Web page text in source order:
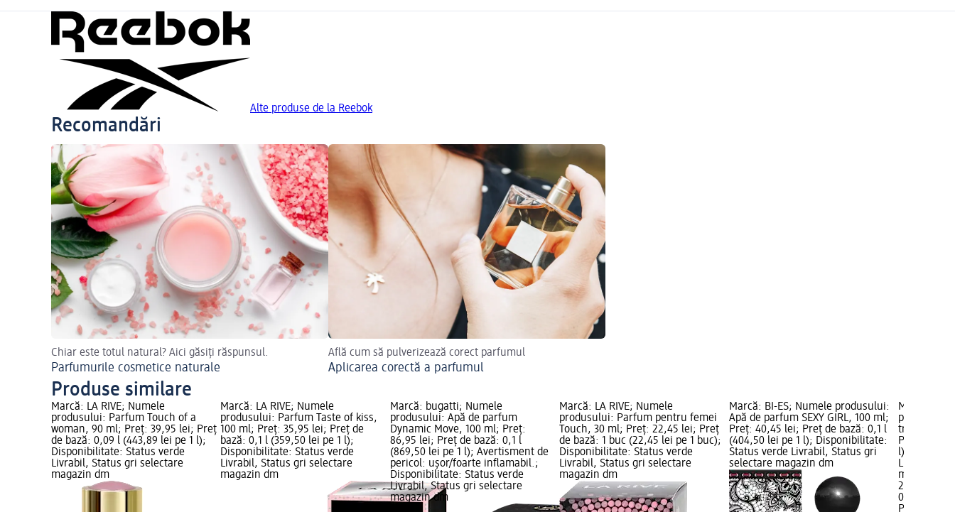
Alte produse de la Reebok
Recomandări
Chiar este totul natural? Aici găsiți răspunsul.
Parfumurile cosmetice naturale
Află cum să pulverizează corect parfumul
Aplicarea corectă a parfumul
Produse similare
Marcă: LA RIVE; Numele
produsului: Parfum Touch of a
woman, 90 ml; Preț: 39,95 lei; Preț
de bază: 0,09 l (443,89 lei pe 1 l);
Disponibilitate: Status verde
Livrabil, Status gri selectare
magazin dm
Marcă: LA RIVE; Numele
produsului: Parfum Taste of kiss,
100 ml; Preț: 35,95 lei; Preț de
bază: 0,1 l (359,50 lei pe 1 l);
Disponibilitate: Status verde
Livrabil, Status gri selectare
magazin dm
Marcă: bugatti; Numele
produsului: Apă de parfum
Dynamic Move, 100 ml; Preț:
86,95 lei; Preț de bază: 0,1 l
(869,50 lei pe 1 l); Avertisment de
pericol: ușor/foarte inflamabil.;
Disponibilitate: Status verde
Livrabil, Status gri selectare
magazin dm
Marcă: LA RIVE; Numele
produsului: Parfum pentru femei
Touch, 30 ml; Preț: 22,45 lei; Preț
de bază: 1 buc (22,45 lei pe 1 buc);
Disponibilitate: Status verde
Livrabil, Status gri selectare
magazin dm
Marcă: BI-ES; Numele produsului:
Apă de parfum SEXY GIRL, 100 ml;
Preț: 40,45 lei; Preț de bază: 0,1 l
(404,50 lei pe 1 l); Disponibilitate:
Status verde Livrabil, Status gri
selectare magazin dm
Marcă:
produsului:
trandafir,
Preț de
l);
Livrabil,
magazin
21,95 lei
0,05 l
Purarom